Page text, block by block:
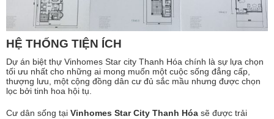
HỆ THỐNG TIỆN ÍCH
Dự án biệt thự Vinhomes Star city Thanh Hóa chính là sự lựa chọn
tối ưu nhất cho những ai mong muốn một cuộc sống đẳng cấp,
thượng lưu, một cộng đồng dân cư đủ sắc mầu nhưng được chọn
lọc bởi tinh hoa hội tụ.
Cư dân sống tại Vinhomes Star City Thanh Hóa sẽ được trải